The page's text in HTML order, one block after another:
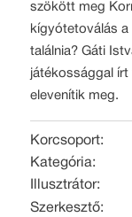
szökött meg
kígyótetoválás a
találnia? Gáti
játékossággal írt
elevenítik meg.
Korcsoport:
Kategória:
Illusztrátor:
Szerkesztő: